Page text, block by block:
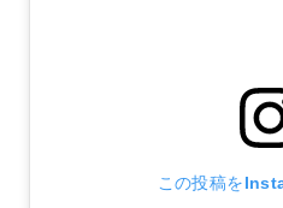
この投稿を